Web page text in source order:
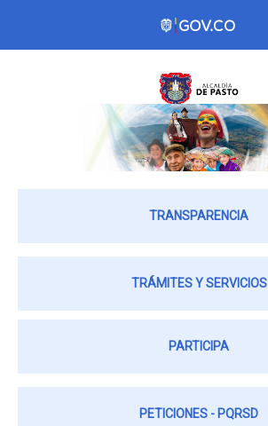
TRANSPARENCIA
TRÁMITES Y SERVICIOS
PARTICIPA
PETICIONES - PQRSD